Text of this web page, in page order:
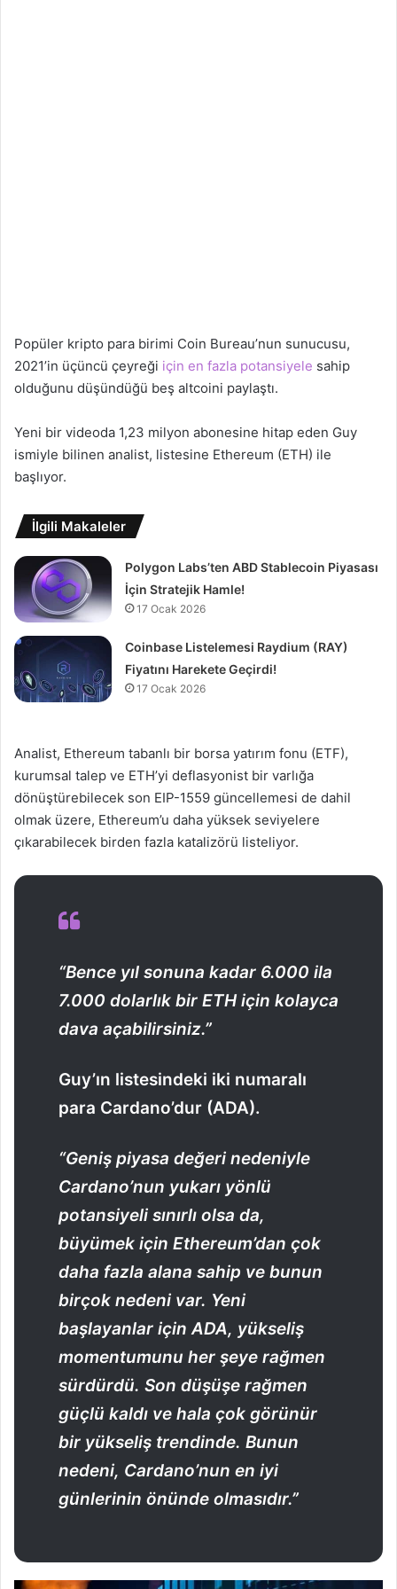
Popüler kripto para birimi Coin Bureau’nun sunucusu,
2021’in üçüncü çeyreği için en fazla potansiyele sahip
olduğunu düşündüğü beş altcoini paylaştı.
Yeni bir videoda 1,23 milyon abonesine hitap eden Guy
ismiyle bilinen analist, listesine Ethereum (ETH) ile
başlıyor.
İlgili Makaleler
Polygon Labs’ten ABD Stablecoin Piyasası
İçin Stratejik Hamle!
17 Ocak 2026
Coinbase Listelemesi Raydium (RAY)
Fiyatını Harekete Geçirdi!
17 Ocak 2026
Analist, Ethereum tabanlı bir borsa yatırım fonu (ETF),
kurumsal talep ve ETH’yi deflasyonist bir varlığa
dönüştürebilecek son EIP-1559 güncellemesi de dahil
olmak üzere, Ethereum’u daha yüksek seviyelere
çıkarabilecek birden fazla katalizörü listeliyor.
“Bence yıl sonuna kadar 6.000 ila
7.000 dolarlık bir ETH için kolayca
dava açabilirsiniz.”
Guy’ın listesindeki iki numaralı
para Cardano’dur (ADA).
“Geniş piyasa değeri nedeniyle
Cardano’nun yukarı yönlü
potansiyeli sınırlı olsa da,
büyümek için Ethereum’dan çok
daha fazla alana sahip ve bunun
birçok nedeni var. Yeni
başlayanlar için ADA, yükseliş
momentumunu her şeye rağmen
sürdürdü. Son düşüşe rağmen
güçlü kaldı ve hala çok görünür
bir yükseliş trendinde. Bunun
nedeni, Cardano’nun en iyi
günlerinin önünde olmasıdır.”